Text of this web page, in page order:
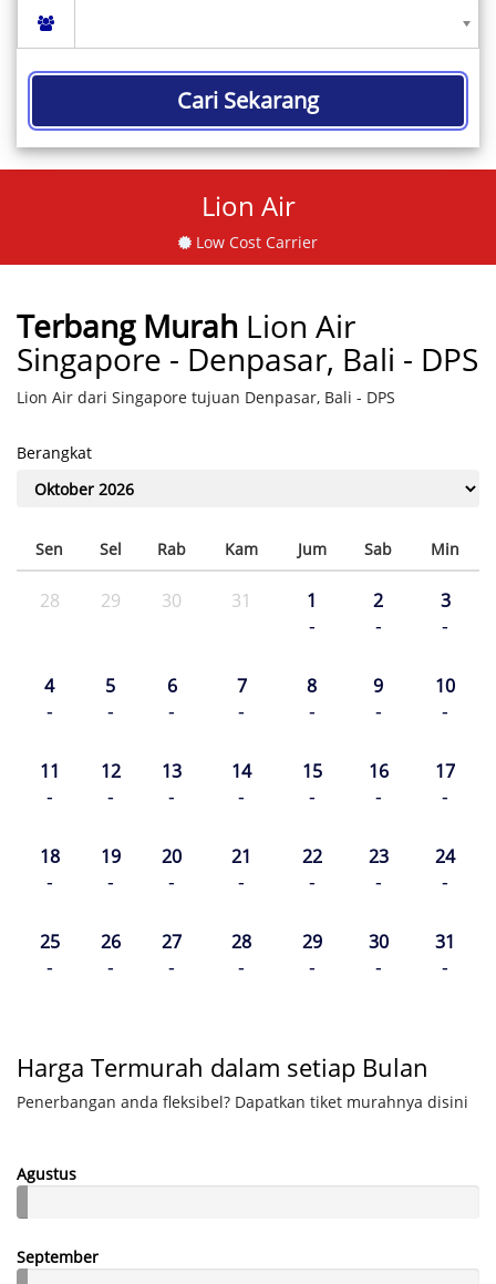
Cari Sekarang
Lion Air
Low Cost Carrier
Terbang Murah Lion Air
Singapore - Denpasar, Bali - DPS
Lion Air dari Singapore tujuan Denpasar, Bali - DPS
Berangkat
Sen Sel Rab Kam Jum Sab Min
28 29 30 31 1
-
2
-
3
-
4
-
5
-
6
-
7
-
8
-
9
-
10
-
11
-
12
-
13
-
14
-
15
-
16
-
17
-
18
-
19
-
20
-
21
-
22
-
23
-
24
-
25
-
26
-
27
-
28
-
29
-
30
-
31
-
Harga Termurah dalam setiap Bulan
Penerbangan anda fleksibel? Dapatkan tiket murahnya disini
Agustus
September